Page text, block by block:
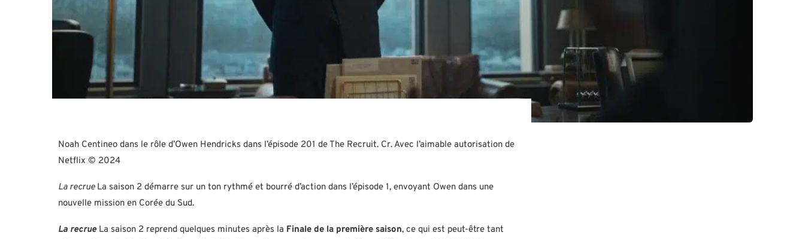
Noah Centineo dans le rôle d’Owen Hendricks dans l’épisode 201 de The Recruit. Cr. Avec l’aimable autorisation de
Netflix © 2024
La recrue La saison 2 démarre sur un ton rythmé et bourré d’action dans l’épisode 1, envoyant Owen dans une
nouvelle mission en Corée du Sud.
La recrueLa saison 2 reprend quelques minutes après la Finale de la première saison, ce qui est peut-être tant